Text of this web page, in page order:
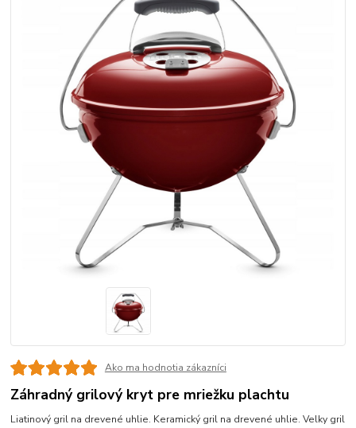
Ako ma hodnotia zákazníci
Záhradný grilový kryt pre mriežku plachtu
Liatinový gril na drevené uhlie. Keramický gril na drevené uhlie. Velky gril